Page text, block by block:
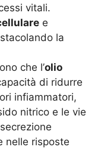
vitali.
e
la
che l’olio
di ridurre
infiammatori,
nitrico e le vie
nelle risposte